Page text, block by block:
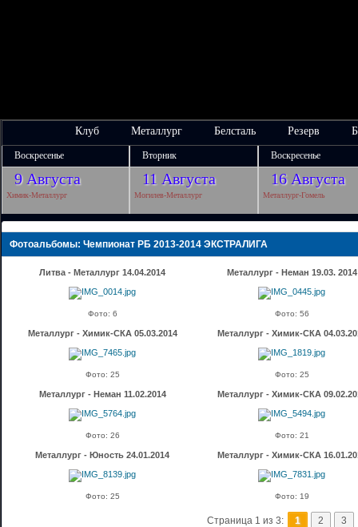
Клуб Металлург Белсталь Резерв
Воскресенье Вторник Воскресенье
9 Августа 11 Августа 16 Августа
Химик-Металлург Могилев-Металлург Металлург-Гомель
Фотоальбомы: Чемпионат РБ 2013-2014 ЭКСТРАЛИГА
Литва - Металлург 14.04.2014
Фото: 6
Металлург - Неман 19.03. 2014
Фото: 56
Металлург - Химик-СКА 05.03.2014
Фото: 25
Металлург - Химик-СКА
Фото: 25
Металлург - Неман 11.02.2014
Фото: 26
Металлург - Химик-СКА
Фото: 21
Металлург - Юность 24.01.2014
Фото: 25
Металлург - Химик-СКА
Фото: 19
Страница 1 из 3: 1 2 3